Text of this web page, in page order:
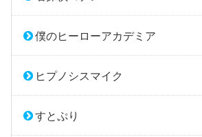
僕のヒーローアカデミア
ヒプノシスマイク
すとぷり